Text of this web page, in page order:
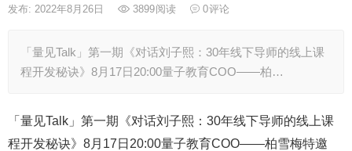
发布: 2022年8月26日 3899阅读 0评论
「量见Talk」第一期《对话刘子熙：30年线下导师的线上课
程开发秘诀》8月17日20:00量子教育COO——柏…
「量见Talk」第一期《对话刘子熙：30年线下导师的线上课
程开发秘诀》8月17日20:00量子教育COO——柏雪梅特邀